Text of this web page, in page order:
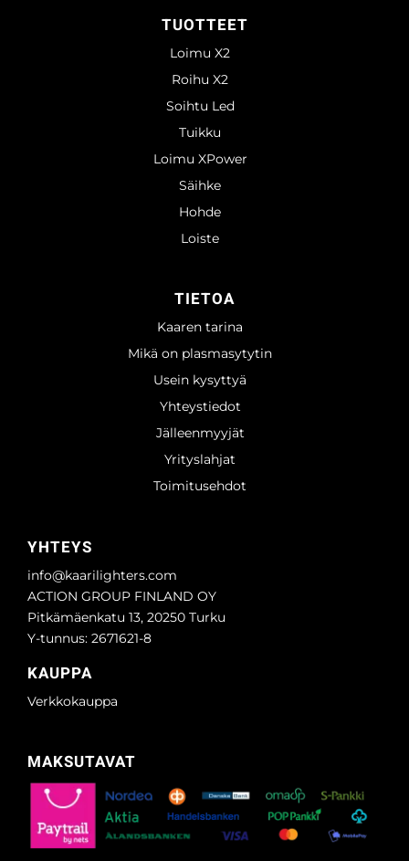
TUOTTEET
Loimu X2
Roihu X2
Soihtu Led
Tuikku
Loimu XPower
Säihke
Hohde
Loiste
TIETOA
Kaaren tarina
Mikä on plasmasytytin
Usein kysyttyä
Yhteystiedot
Jälleenmyyjät
Yrityslahjat
Toimitusehdot
YHTEYS
info@kaarilighters.com
ACTION GROUP FINLAND OY
Pitkämäenkatu 13, 20250 Turku
Y-tunnus: 2671621-8
KAUPPA
Verkkokauppa
MAKSUTAVAT